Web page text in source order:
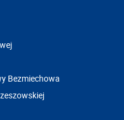
Bezmiechowa